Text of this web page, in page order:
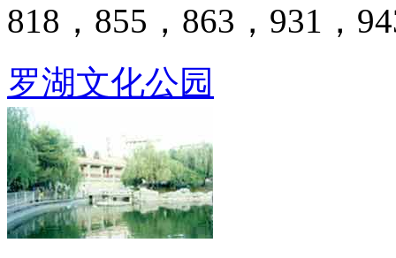
818，855，863，931，
罗湖文化公园